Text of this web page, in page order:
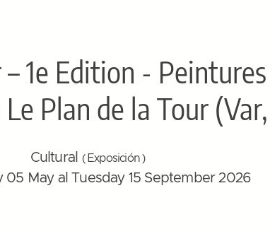
1e Edition -
Le Plan de la Tour
Cultural ( Exposición )
05 May al Tuesday 15 September 2026